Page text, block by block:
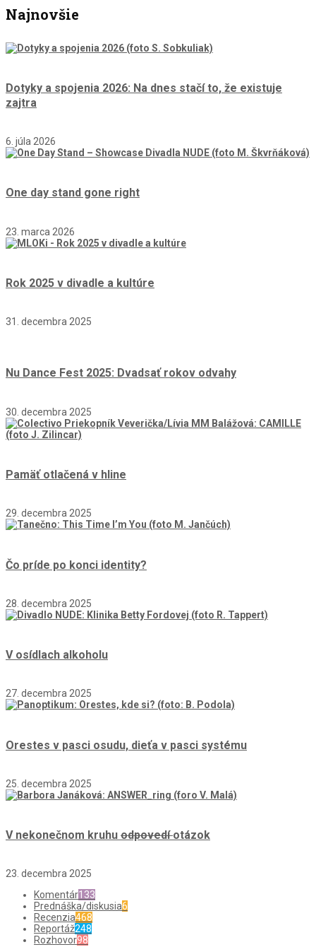
Najnovšie
Dotyky a spojenia 2026: Na dnes stačí to, že existuje
zajtra
6. júla 2026
One day stand gone right
23. marca 2026
Rok 2025 v divadle a kultúre
31. decembra 2025
Nu Dance Fest 2025: Dvadsať rokov odvahy
30. decembra 2025
Pamäť otlačená v hline
29. decembra 2025
Čo príde po konci identity?
28. decembra 2025
V osídlach alkoholu
27. decembra 2025
Orestes v pasci osudu, dieťa v pasci systému
25. decembra 2025
V nekonečnom kruhu odpovedíotázok
23. decembra 2025
Komentár133
Prednáška/diskusia6
Recenzia468
Reportáž248
Rozhovor98